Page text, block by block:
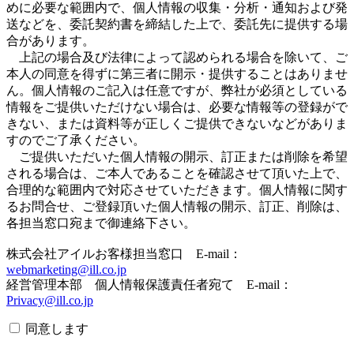
めに必要な範囲内で、個人情報の収集・分析・通知および発
送などを、委託契約書を締結した上で、委託先に提供する場
合があります。
上記の場合及び法律によって認められる場合を除いて、ご
本人の同意を得ずに第三者に開示・提供することはありませ
ん。個人情報のご記入は任意ですが、弊社が必須としている
情報をご提供いただけない場合は、必要な情報等の登録がで
きない、または資料等が正しくご提供できないなどがありま
すのでご了承ください。
ご提供いただいた個人情報の開示、訂正または削除を希望
される場合は、ご本人であることを確認させて頂いた上で、
合理的な範囲内で対応させていただきます。個人情報に関す
るお問合せ、ご登録頂いた個人情報の開示、訂正、削除は、
各担当窓口宛まで御連絡下さい。
株式会社アイルお客様担当窓口 E-mail：
webmarketing@ill.co.jp
経営管理本部 個人情報保護責任者宛て E-mail：
Privacy@ill.co.jp
同意します